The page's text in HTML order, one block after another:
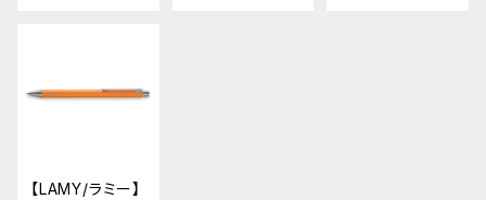
【LAMY/ラミー】